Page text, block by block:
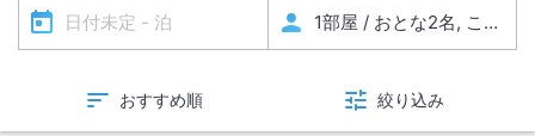
おすすめ順 絞り込み